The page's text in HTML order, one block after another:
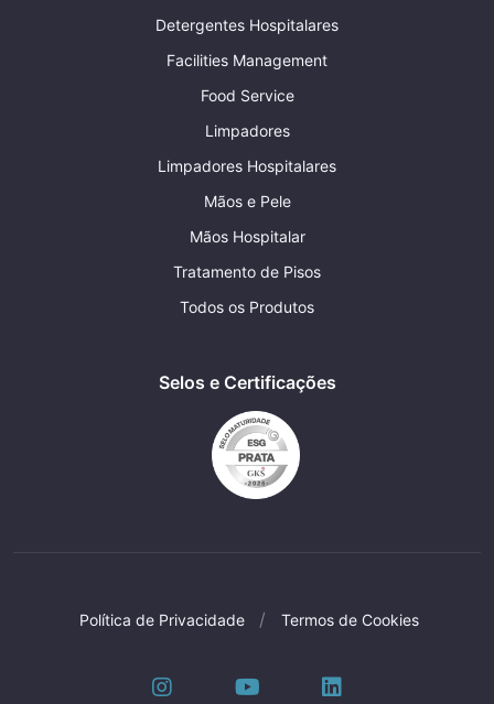
Detergentes Hospitalares
Facilities Management
Food Service
Limpadores
Limpadores Hospitalares
Mãos e Pele
Mãos Hospitalar
Tratamento de Pisos
Todos os Produtos
Selos e Certificações
Política de Privacidade Termos de Cookies